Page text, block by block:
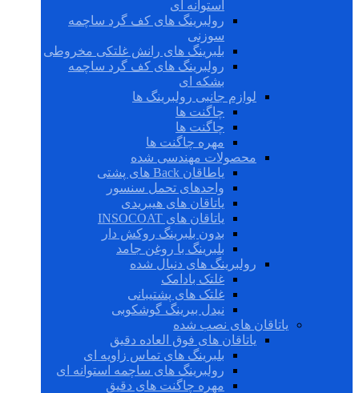
استوانه ای
رولبرینگ های کف گرد ساچمه
سوزنی
بلبرینگ های رانش غلتکی مخروطی
رولبرینگ های کف گرد ساچمه
بشکه ای
لوازم جانبی رولبرینگ ها
چاگنت ها
چاگنت ها
مهره چاگنت ها
محصولات مهندسی شده
یاطاقان Back های پشتی
واحدهای تحمل سنسور
یاتاقان های هیبریدی
یاتاقان های INSOCOAT
بدون بلبرینگ روکش دار
بلبرینگ با روغن جامد
رولبرینگ های دنبال شده
غلتک بادامک
غلتک های پشتیبانی
نیدل بیرینگ گوشکوبی
یاتاقان های نصب شده
یاتاقان های فوق العاده دقیق
بلبرینگ های تماس زاویه ای
رولبرینگ های ساچمه استوانه ای
مهره چاگنت های دقیق